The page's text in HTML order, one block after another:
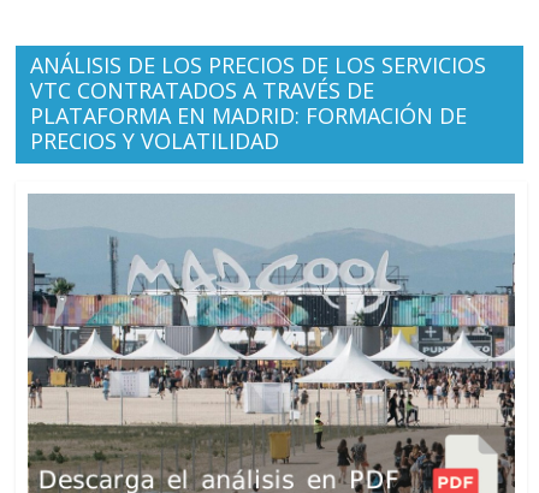
ANÁLISIS DE LOS PRECIOS DE LOS SERVICIOS
VTC CONTRATADOS A TRAVÉS DE
PLATAFORMA EN MADRID: FORMACIÓN DE
PRECIOS Y VOLATILIDAD